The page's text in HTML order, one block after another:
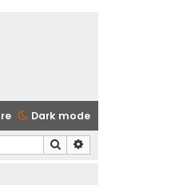
Dark mode
Căutare